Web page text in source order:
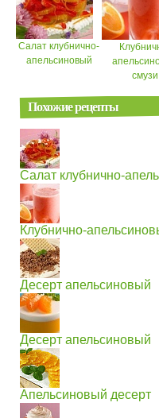
Салат клубнично-
апельсиновый
смузи
Похожие рецепты
Салат клубнично-
Клубнично-
Десерт апельсиновый
Десерт апельсиновый
Апельсиновый десерт